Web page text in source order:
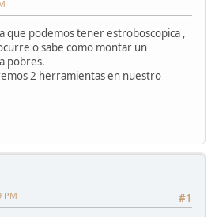
que podemos tener estroboscopica ,
o sabe como montar un
pobres.
2 herramientas en nuestro
#1
PM